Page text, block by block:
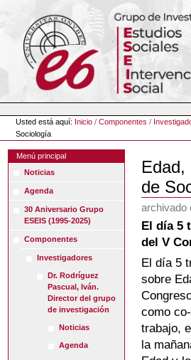
contenido.
navegación
Herramientas
Personales
Usted está aquí: Inicio /Componentes /
Sociología
Menú principal
Noticias
Agenda
30 Aniversario Grupo
ESEIS (1995-2025)
Componentes
Investigadores
Dr. Rodríguez
Pascual, Iván.
Director del grupo
de investigación
Noticias
Agenda
Edad,
de
archivado
El día 5
del V
El día 5
sobre
como
trabajo,
la